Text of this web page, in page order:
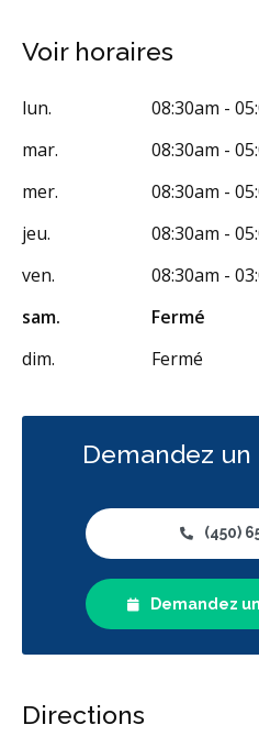
Voir horaires
lun.
08:30am -
mar.
08:30am -
mer.
08:30am -
jeu.
08:30am -
ven.
08:30am -
sam.
Fermé
dim.
Fermé
Demandez
(450)
Demandez
Directions